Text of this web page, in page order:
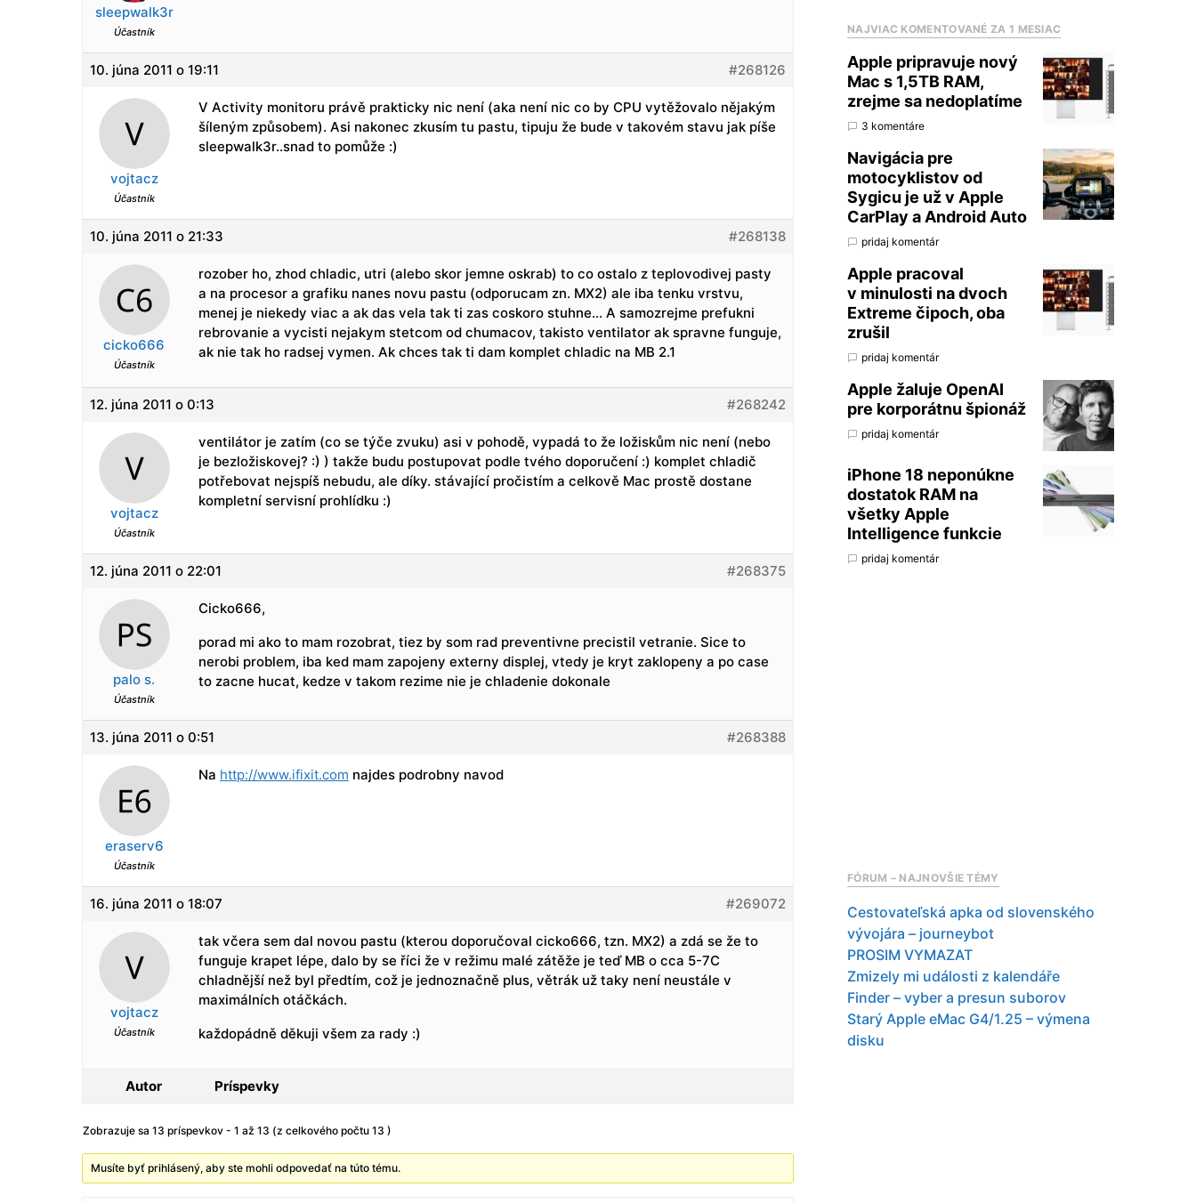
sleepwalk3r
Účastník
10. júna 2011 o 19:11 #268126
vojtacz
Účastník
V Activity monitoru právě prakticky nic není (aka není nic co by CPU vytěžovalo nějakým
šíleným způsobem). Asi nakonec zkusím tu pastu, tipuju že bude v takovém stavu jak píše
sleepwalk3r..snad to pomůže :)
10. júna 2011 o 21:33 #268138
cicko666
Účastník
rozober ho, zhod chladic, utri (alebo skor jemne oskrab) to co ostalo z teplovodivej pasty
a na procesor a grafiku nanes novu pastu (odporucam zn. MX2) ale iba tenku vrstvu,
menej je niekedy viac a ak das vela tak ti zas coskoro stuhne… A samozrejme prefukni
rebrovanie a vycisti nejakym stetcom od chumacov, takisto ventilator ak spravne funguje,
ak nie tak ho radsej vymen. Ak chces tak ti dam komplet chladic na MB 2.1
12. júna 2011 o 0:13 #268242
vojtacz
Účastník
ventilátor je zatím (co se týče zvuku) asi v pohodě, vypadá to že ložiskům nic není (nebo
je bezložiskovej? :) ) takže budu postupovat podle tvého doporučení :) komplet chladič
potřebovat nejspíš nebudu, ale díky. stávající pročistím a celkově Mac prostě dostane
kompletní servisní prohlídku :)
12. júna 2011 o 22:01 #268375
palo s.
Účastník
Cicko666,
porad mi ako to mam rozobrat, tiez by som rad preventivne precistil vetranie. Sice to
nerobi problem, iba ked mam zapojeny externy displej, vtedy je kryt zaklopeny a po case
to zacne hucat, kedze v takom rezime nie je chladenie dokonale
13. júna 2011 o 0:51 #268388
eraserv6
Účastník
Na http://www.ifixit.com najdes podrobny navod
16. júna 2011 o 18:07 #269072
vojtacz
Účastník
tak včera sem dal novou pastu (kterou doporučoval cicko666, tzn. MX2) a zdá se že to
funguje krapet lépe, dalo by se říci že v režimu malé zátěže je teď MB o cca 5-7C
chladnější než byl předtím, což je jednoznačně plus, větrák už taky není neustále v
maximálních otáčkách.
každopádně děkuji všem za rady :)
Autor Príspevky
Zobrazuje sa 13 príspevkov - 1 až 13 (z celkového počtu 13 )
Musíte byť prihlásený, aby ste mohli odpovedať na túto tému.
NAJVIAC KOMENTOVANÉ ZA 1 MESIAC
Apple pripravuje nový
Mac s 1,5TB RAM,
zrejme sa nedoplatíme
3 komentáre
Navigácia pre
motocyklistov od
Sygicu je už v Apple
CarPlay a Android Auto
pridaj komentár
Apple pracoval
v minulosti na dvoch
Extreme čipoch, oba
zrušil
pridaj komentár
Apple žaluje OpenAI
pre korporátnu špionáž
pridaj komentár
iPhone 18 neponúkne
dostatok RAM na
všetky Apple
Intelligence funkcie
pridaj komentár
FÓRUM – NAJNOVŠIE TÉMY
Cestovateľská apka od slovenského
vývojára – journeybot
PROSIM VYMAZAT
Zmizely mi události z kalendáře
Finder – vyber a presun suborov
Starý Apple eMac G4/1.25 – výmena
disku